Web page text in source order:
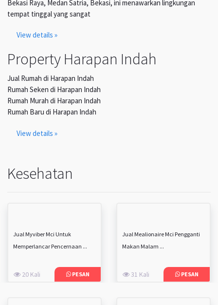
Bekasi Raya, Medan Satria, Bekasi, ini menawarkan lingkungan
tempat tinggal yang sangat
View details »
Property Harapan Indah
Jual Rumah di Harapan Indah
Rumah Seken di Harapan Indah
Rumah Murah di Harapan Indah
Rumah Baru di Harapan Indah
View details »
Kesehatan
Jual Myviber Mci Untuk
Memperlancar Pencernaan ...
20 Kali PESAN
Jual Mealionaire Mci Pengganti
Makan Malam ...
31 Kali PESAN